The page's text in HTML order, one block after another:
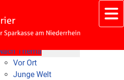
Thema
Vor Ort
Junge Welt